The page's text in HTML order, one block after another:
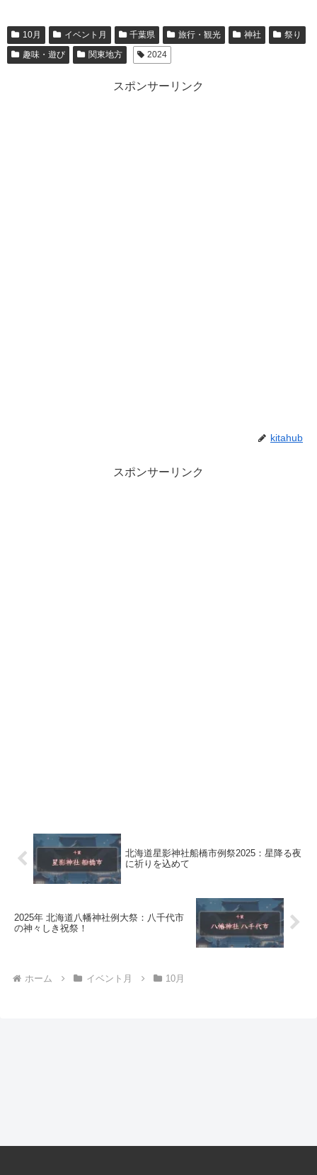
10月 イベント月 千葉県 旅行・観光 神社
祭り
趣味・遊び
関東地方 2024
スポンサーリンク
kitahub
スポンサーリンク
北海道星影神社船橋市例祭2025：星降る夜
に祈りを込めて
2025年 北海道八幡神社例大祭：八千代市
の神々しき祝祭！
ホーム イベント月 10月